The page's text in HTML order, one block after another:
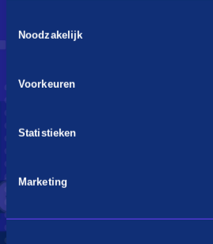
Noodzakelijk
Voorkeuren
Statistieken
Marketing
Droom je van